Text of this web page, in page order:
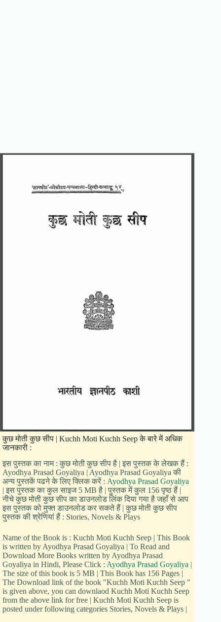
कुछ मोती कुछ सीप | Kuchh Moti Kuchh Seep के बारे में अधिक
जानकारी :
इस पुस्तक का नाम : कुछ मोती कुछ सीप है | इस पुस्तक के लेखक हैं :
Ayodhya Prasad Goyaliya | Ayodhya Prasad Goyaliya की
अन्य पुस्तकें पढने के लिए क्लिक करें : Ayodhya Prasad Goyaliya
| इस पुस्तक का कुल साइज 5 MB है | पुस्तक में कुल 156 पृष्ठ हैं |
नीचे कुछ मोती कुछ सीप का डाउनलोड लिंक दिया गया है जहाँ से आप
इस पुस्तक को मुफ्त डाउनलोड कर सकते हैं | कुछ मोती कुछ सीप
पुस्तक की श्रेणियां हैं : Stories, Novels & Plays
Name of the Book is : Kuchh Moti Kuchh Seep | This Book
is written by Ayodhya Prasad Goyaliya | To Read and
Download More Books written by Ayodhya Prasad
Goyaliya in Hindi, Please Click : Ayodhya Prasad Goyaliya |
The size of this book is 5 MB | This Book has 156 Pages |
The Download link of the book "Kuchh Moti Kuchh Seep "
is given above, you can downlaod Kuchh Moti Kuchh Seep
from the above link for free | Kuchh Moti Kuchh Seep is
posted under following categories Stories, Novels & Plays |